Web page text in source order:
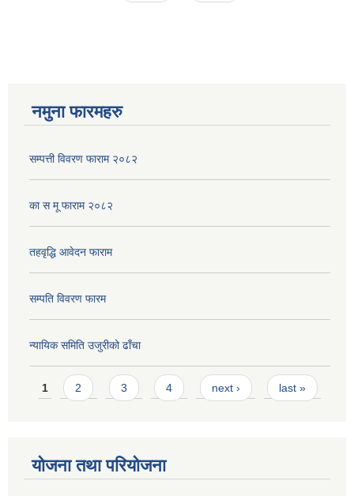
नमुना फारमहरु
सम्पत्ती विवरण फाराम २०८२
का स मू फाराम २०८२
तहवृद्धि आवेदन फाराम
सम्पति विवरण फारम
न्यायिक समिति उजुरीको ढाँचा
Pages
1 2 3 4 next › last »
योजना तथा परियोजना